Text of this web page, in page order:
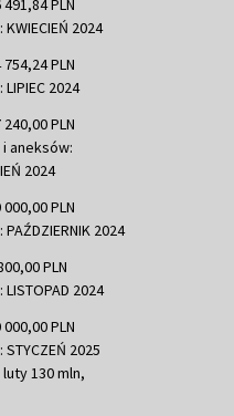
PLN
2024
PLN
2024
PLN
aneksów:
2024
PLN
2024
PLN
2024
PLN
2025
130 mln,